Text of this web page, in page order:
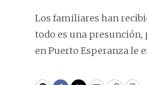
Los familiares han
todo es una presunción,
en Puerto Esperanza le